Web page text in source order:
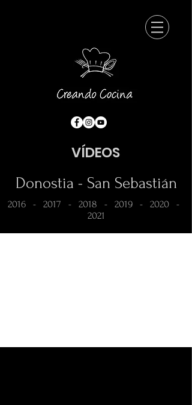
VÍDEOS
Donostia - San Sebastián
2016 - 2017 - 2018 - 2019 - 2020 -
2021